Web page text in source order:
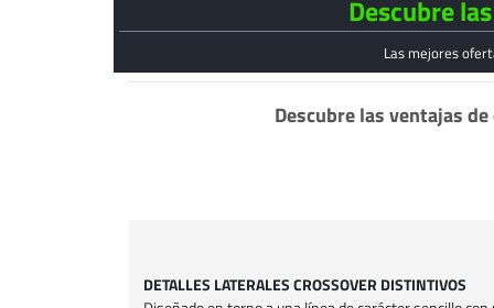
Descubre
Las mejores
Descubre las ventajas
DETALLES LATERALES CROSSOVER DISTINTIVOS